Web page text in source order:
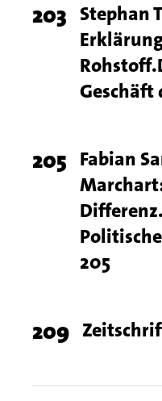
Page
number
203 Titel
Stephan
Geschäft
Page
number
205 Titel
Fabian
205
Page
209 Titel